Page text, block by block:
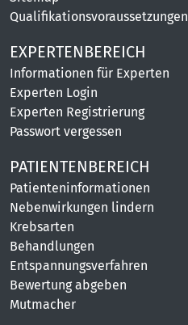
Qualifikationsvoraussetzungen
EXPERTENBEREICH
Informationen für Experten
Experten Login
Experten Registrierung
Passwort vergessen
PATIENTENBEREICH
Patienteninformationen
Nebenwirkungen lindern
Krebsarten
Behandlungen
Entspannungsverfahren
Bewertung abgeben
Mutmacher